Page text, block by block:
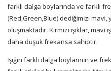
farklı dalga boylarında ve farklı
(Red,Green,Blue) dediğimizi mavi,
oluşmaktadır. Kırmızı ışıklar,
daha düşük frekansa sahiptir.
Işığın farklı dalga boylarının ve